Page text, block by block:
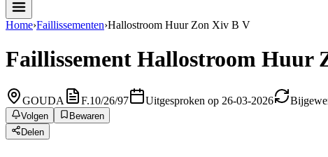
Home›Faillissementen›Hallostroom Huur Zon Xiv B V
Faillissement Hallostroom Huur
GOUDA F.10/26/97 Uitgesproken op 26-03-2026
Volgen
Bewaren
Delen